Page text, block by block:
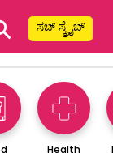
ಸಬ್ ಸ್ಕ್ರೈಬ್
Health